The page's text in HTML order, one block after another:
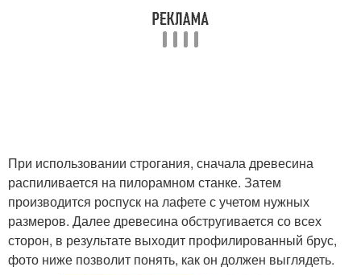
При использовании строгания, сначала древесина
распиливается на пилорамном станке. Затем
производится роспуск на лафете с учетом нужных
размеров. Далее древесина обстругивается со всех
сторон, в результате выходит профилированный брус,
фото ниже позволит понять, как он должен выглядеть.